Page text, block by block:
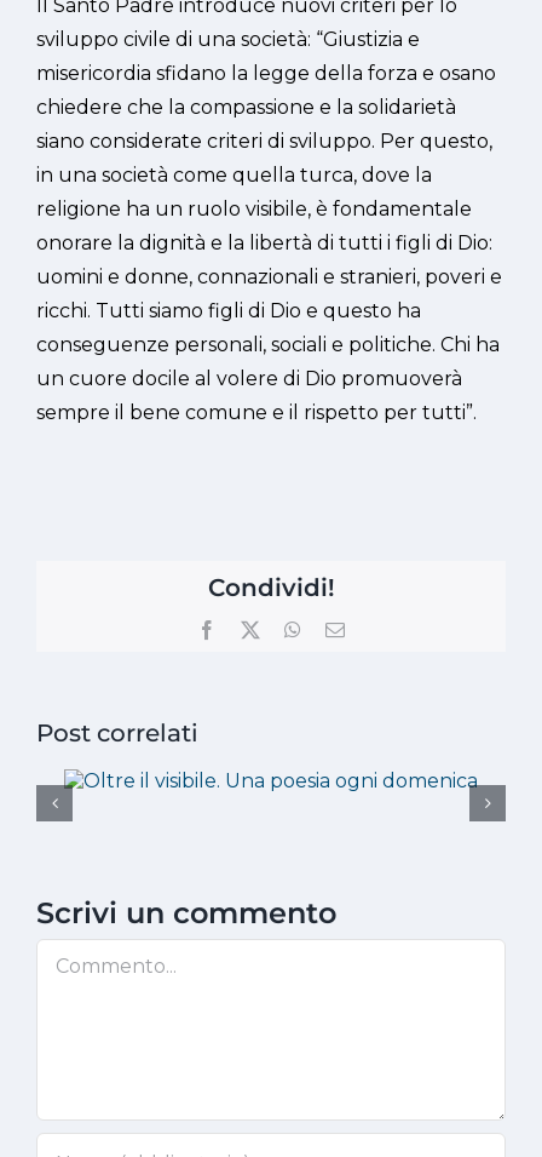
Il Santo Padre introduce nuovi criteri per lo
sviluppo civile di una società: “Giustizia e
misericordia sfidano la legge della forza e osano
chiedere che la compassione e la solidarietà
siano considerate criteri di sviluppo. Per questo,
in una società come quella turca, dove la
religione ha un ruolo visibile, è fondamentale
onorare la dignità e la libertà di tutti i figli di Dio:
uomini e donne, connazionali e stranieri, poveri e
ricchi. Tutti siamo figli di Dio e questo ha
conseguenze personali, sociali e politiche. Chi ha
un cuore docile al volere di Dio promuoverà
sempre il bene comune e il rispetto per tutti”.
Condividi!
Facebook WhatsApp
Email
Post correlati
Scrivi un commento
Commento